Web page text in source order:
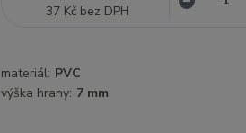
37 Kč bez DPH
materiál: PVC
výška hrany: 7 mm